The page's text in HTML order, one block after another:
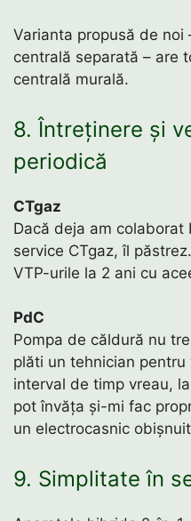
Varianta propusă de noi
centrală separată – are
centrală murală.
8. Întreținere și
periodică
CTgaz
Dacă deja am colaborat
service CTgaz, îl
VTP-urile la 2 ani cu
PdC
Pompa de căldură nu
plăti un tehnician
interval de timp vreau,
pot învăța și-mi fac
un electrocasnic
9. Simplitate în